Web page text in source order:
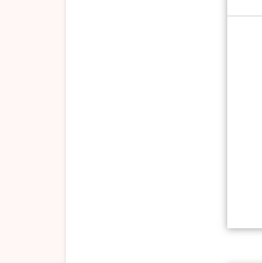
・12月17日（木）
詳細・お申し込みは
～最新情報をチェッ